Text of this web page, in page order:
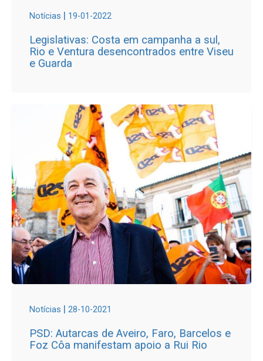
Notícias | 19-01-2022
Legislativas: Costa em campanha a sul,
Rio e Ventura desencontrados entre Viseu
e Guarda
Notícias | 28-10-2021
PSD: Autarcas de Aveiro, Faro, Barcelos e
Foz Côa manifestam apoio a Rui Rio